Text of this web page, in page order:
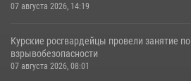
07 августа 2026, 14:19
Курские росгвардейцы провели занятие
взрывобезопасности
07 августа 2026, 08:01